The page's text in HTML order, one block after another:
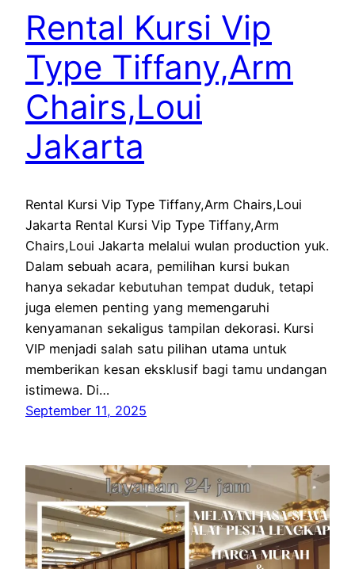
Rental Kursi Vip
Type Tiffany,Arm
Chairs,Loui
Jakarta
Rental Kursi Vip Type Tiffany,Arm Chairs,Loui
Jakarta Rental Kursi Vip Type Tiffany,Arm
Chairs,Loui Jakarta melalui wulan production yuk.
Dalam sebuah acara, pemilihan kursi bukan
hanya sekadar kebutuhan tempat duduk, tetapi
juga elemen penting yang memengaruhi
kenyamanan sekaligus tampilan dekorasi. Kursi
VIP menjadi salah satu pilihan utama untuk
memberikan kesan eksklusif bagi tamu undangan
istimewa. Di…
September 11, 2025